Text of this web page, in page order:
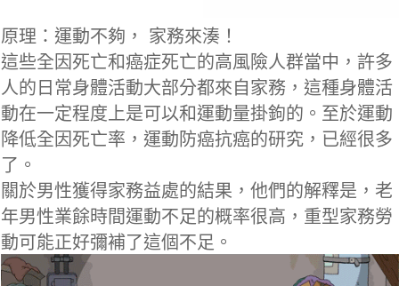
原理：運動不夠， 家務來湊！
這些全因死亡和癌症死亡的高風險人群當中，許多
人的日常身體活動大部分都來自家務，這種身體活
動在一定程度上是可以和運動量掛鉤的。至於運動
降低全因死亡率，運動防癌抗癌的研究，已經很多
了。
關於男性獲得家務益處的結果，他們的解釋是，老
年男性業餘時間運動不足的概率很高，重型家務勞
動可能正好彌補了這個不足。